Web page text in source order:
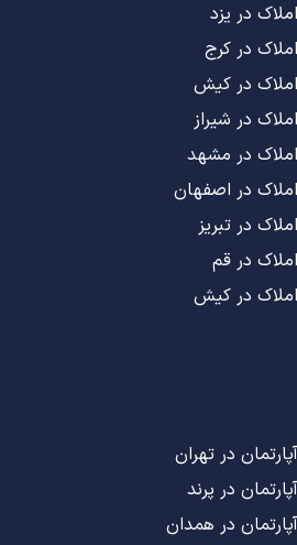
در یزد
در کرج
در کیش
در شیراز
در مشهد
در اصفهان
در تبریز
در قم
در کیش
در تهران
در پرند
در همدان